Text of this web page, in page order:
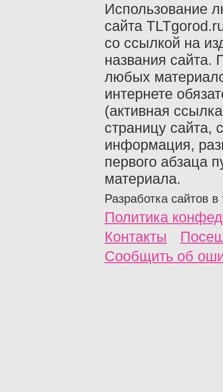
Использование
сайта
со ссылкой на
названия сайта.
любых
интернете
(активная
страницу сайта,
информация,
первого абзаца
материала.
Разработка сайтов в
Политика
Контакты
Сообщить об